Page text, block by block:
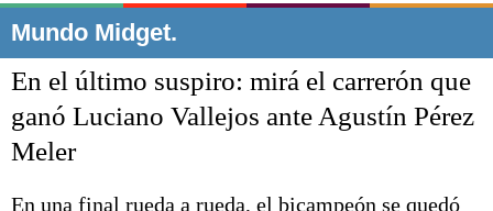
El mundo
Seguridad
Opinión
Liga del Sur
Mundo Midget.
En el último suspiro: mirá el carrerón que
ganó Luciano Vallejos ante Agustín Pérez
Meler
En una final rueda a rueda, el bicampeón se quedó